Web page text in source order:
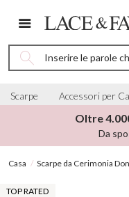
Inserire le parole
Scarpe Accessori per
Oltre
Da
Casa Scarpe da Cerimonia
TOP RATED